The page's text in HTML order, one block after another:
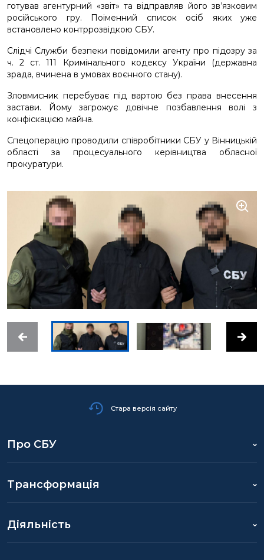
готував агентурний «звіт» та відправляв його зв’язковим
російського гру. Поіменний список осіб яких уже
встановлено контррозвідкою СБУ.
Слідчі Служби безпеки повідомили агенту про підозру за
ч. 2 ст. 111 Кримінального кодексу України (державна
зрада, вчинена в умовах воєнного стану).
Зловмисник перебуває під вартою без права внесення
застави. Йому загрожує довічне позбавлення волі з
конфіскацією майна.
Спецоперацію проводили співробітники СБУ у Вінницькій
області за процесуального керівництва обласної
прокуратури.
Стара версія сайту
Про СБУ
Трансформація
Діяльність